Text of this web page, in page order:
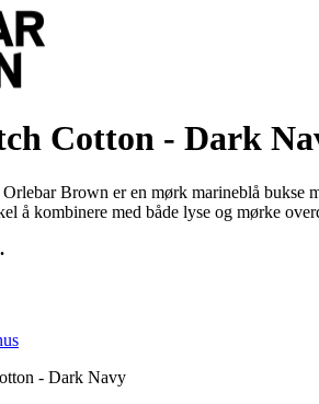
Cotton - Dark
Brown er en mørk marineblå bukse
å kombinere med både lyse og mørke
- Dark Navy